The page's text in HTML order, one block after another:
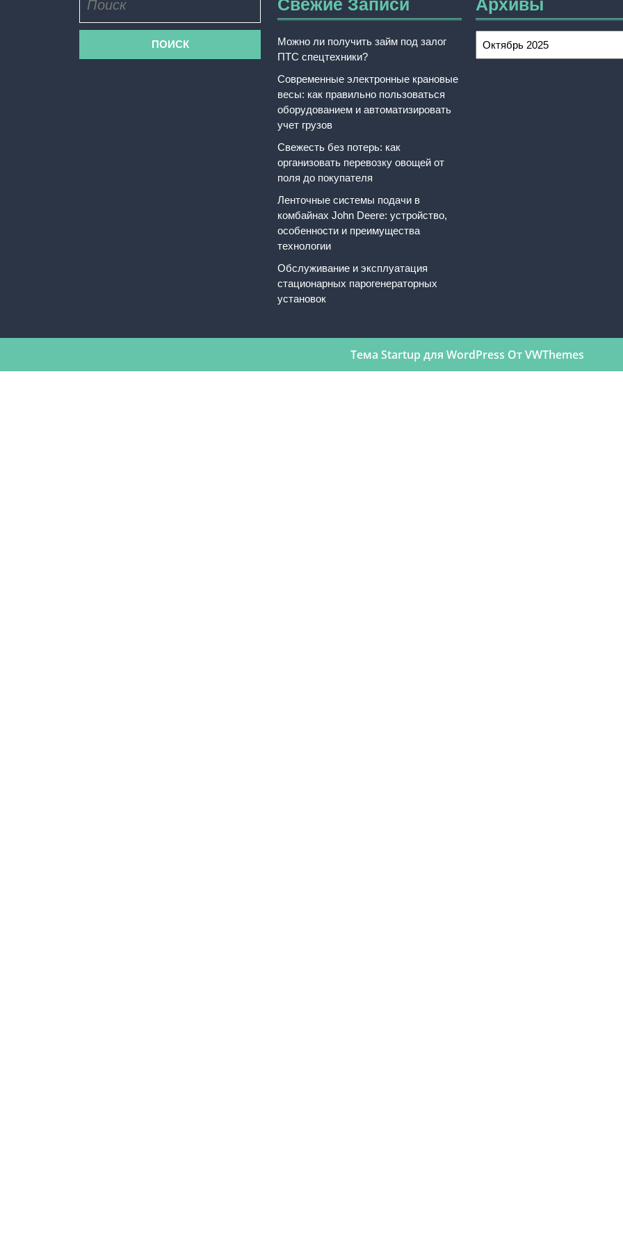
Свежие Записи
Можно ли получить займ под залог
ПТС спецтехники?
Современные электронные крановые
весы: как правильно пользоваться
оборудованием и автоматизировать
учет грузов
Свежесть без потерь: как
организовать перевозку овощей от
поля до покупателя
Ленточные системы подачи в
комбайнах John Deere: устройство,
особенности и преимущества
технологии
Обслуживание и эксплуатация
стационарных парогенераторных
установок
Архивы
Тема Startup для WordPress От VWThemes
Прокрутить